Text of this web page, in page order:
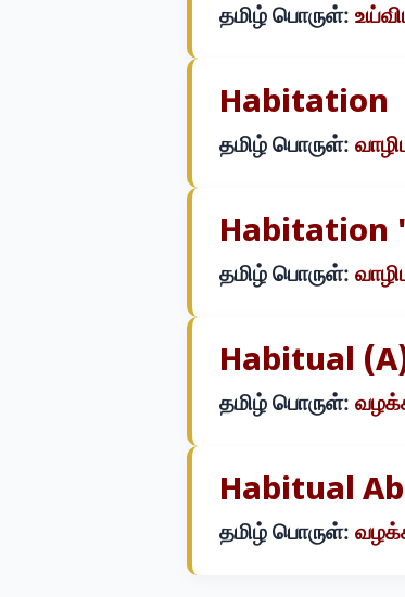
தமிழ் பொருள்:
Habitation
தமிழ் பொருள்:
Habitation
தமிழ் பொருள்:
Habitual
தமிழ் பொருள்:
Habitual
தமிழ் பொருள்: